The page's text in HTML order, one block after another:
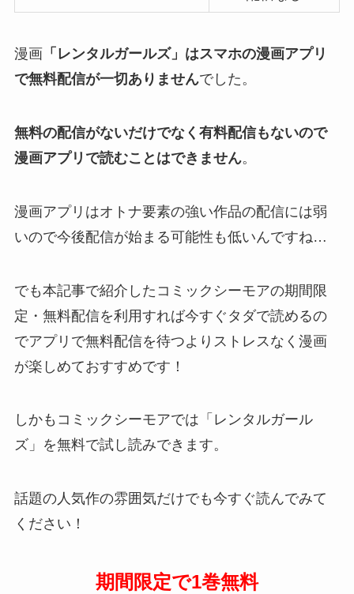
漫画 「レンタルガールズ」はスマホの漫画アプリ
で無料配信が一切ありませんでした。
無料の配信がないだけでなく有料配信もないので
漫画アプリで読むことはできません。
漫画アプリはオトナ要素の強い作品の配信には弱
いので今後配信が始まる可能性も低いんですね…
でも本記事で紹介したコミックシーモアの期間限
定・無料配信を利用すれば今すぐタダで読めるの
でアプリで無料配信を待つよりストレスなく漫画
が楽しめておすすめです！
しかもコミックシーモアでは「レンタルガール
ズ」を無料で試し読みできます。
話題の人気作の雰囲気だけでも今すぐ読んでみて
ください！
期間限定で1巻無料